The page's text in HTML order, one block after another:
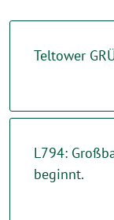
Teltower
L794:
beginnt.